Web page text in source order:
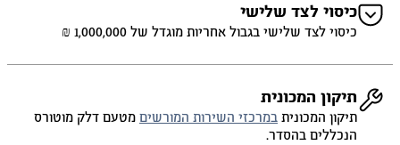
כיסוי לצד שלישי
כיסוי לצד שלישי בגבול אחריות מוגדל של 1,000,000 ₪
תיקון המכונית
תיקון המכוניתבמרכזי השירות המורשיםמטעם דלק מוטורס
הנכללים בהסדר.